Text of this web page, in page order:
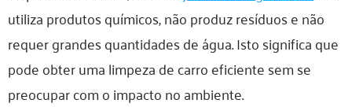
utiliza produtos químicos, não produz resíduos e não
requer grandes quantidades de água. Isto significa que
pode obter uma limpeza de carro eficiente sem se
preocupar com o impacto no ambiente.